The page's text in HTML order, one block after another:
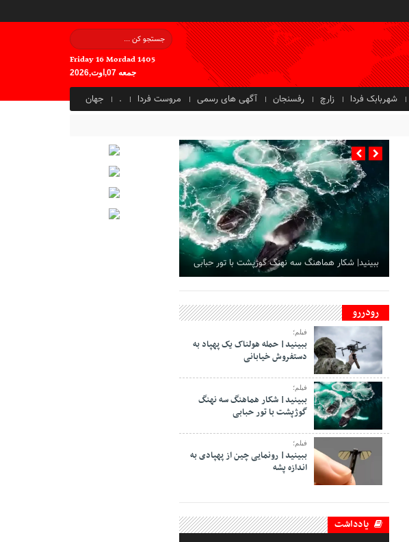
Friday 16 Mordad 1405
جمعه 07,اوت,2026
شهربابک فردا زارچ رفسنجان آگهی های رسمی مروست فردا . جهان
ببینید| شکار هماهنگ سه نهنگ گوژپشت با تور حبابی
رودررو
فیلم؛
ببینید| حمله هولناک یک پهپاد به
دستفروش خیابانی
فیلم؛
ببینید| شکار هماهنگ سه نهنگ
گوژپشت با تور حبابی
فیلم؛
ببینید| رونمایی چین از پهپادی به
اندازه پشه
یادداشت